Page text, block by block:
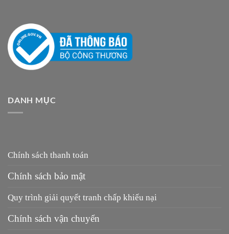
DANH MỤC
Chính sách thanh toán
Chính sách bảo mật
Quy trình giải quyết tranh chấp khiếu nại
Chính sách vận chuyển